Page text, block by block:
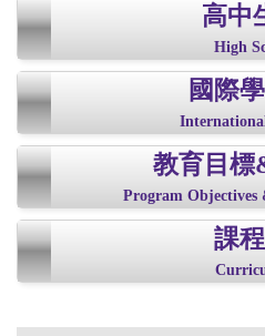
高中
High
國際
教育目標
Program
課